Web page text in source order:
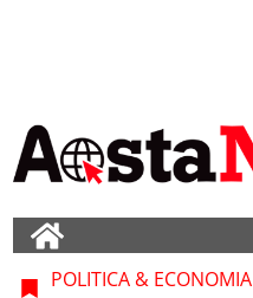
POLITICA & ECONOMIA